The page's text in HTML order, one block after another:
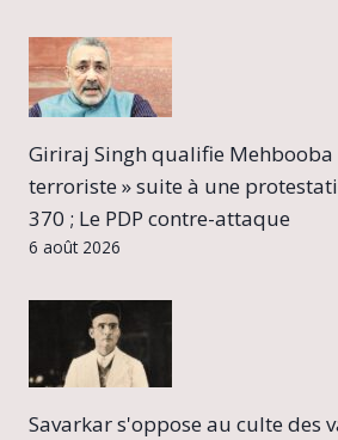
Giriraj Singh qualifie
terroriste » suite à une
370 ; Le PDP contre-attaque
6 août 2026
Savarkar s'oppose au culte des